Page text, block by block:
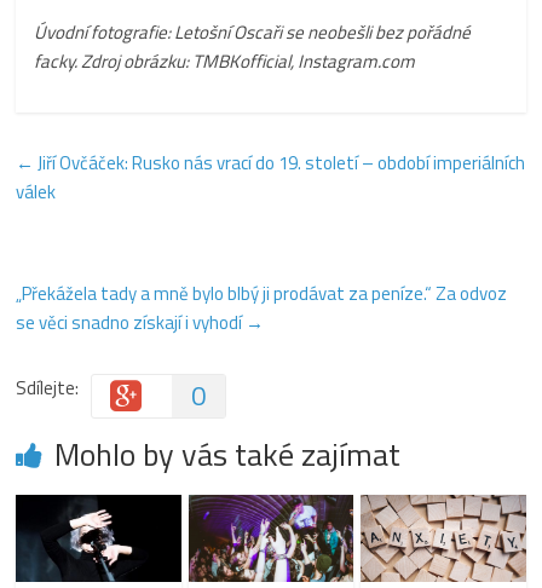
Úvodní fotografie: Letošní Oscaři se neobešli bez pořádné
facky. Zdroj obrázku: TMBKofficial, Instagram.com
← Jiří Ovčáček: Rusko nás vrací do 19. století – období imperiálních
válek
„Překážela tady a mně bylo blbý ji prodávat za peníze.“ Za odvoz
se věci snadno získají i vyhodí →
Sdílejte: 0
Mohlo by vás také zajímat